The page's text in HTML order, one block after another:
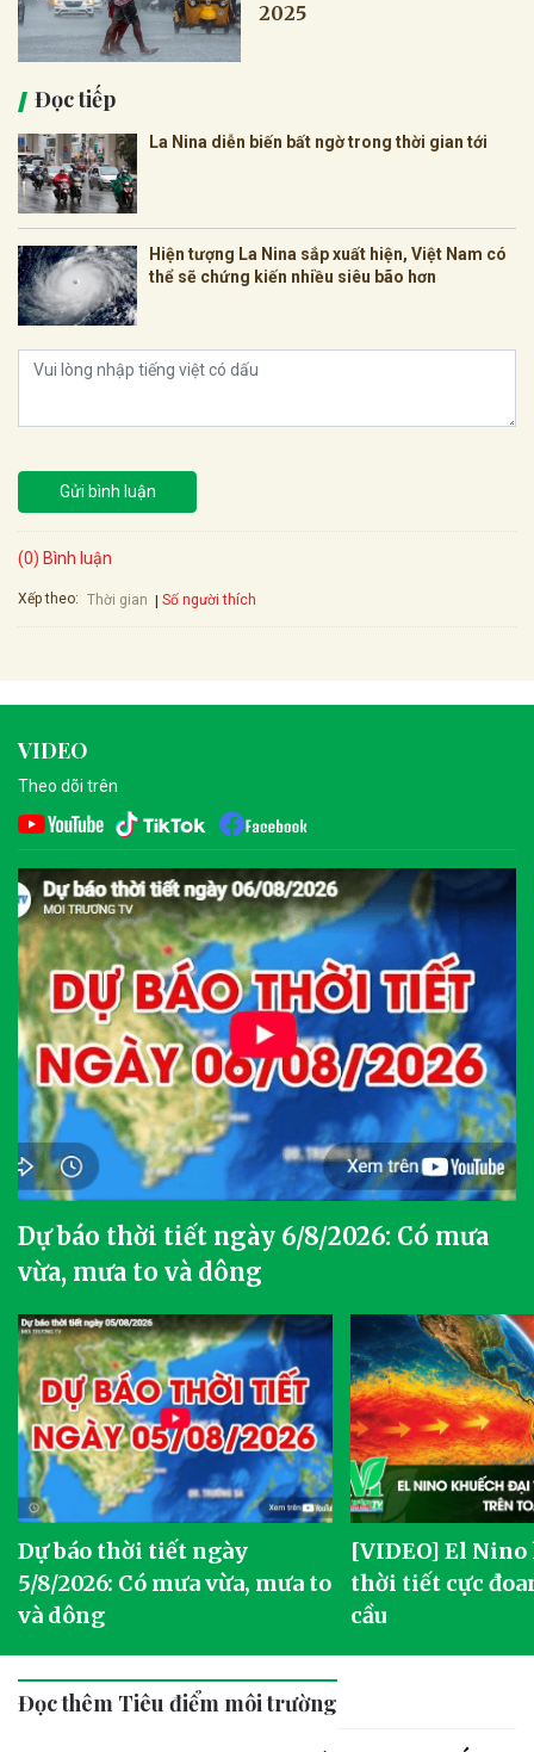
2025
Đọc tiếp
La Nina diễn biến bất ngờ trong thời gian tới
Hiện tượng La Nina sắp xuất hiện, Việt Nam có
thể sẽ chứng kiến nhiều siêu bão hơn
Gửi bình luận
(0) Bình luận
Xếp theo: Thời gian Số người thích
VIDEO
Theo dõi trên
Dự báo thời tiết ngày 6/8/2026: Có mưa
vừa, mưa to và dông
Dự báo thời tiết ngày
5/8/2026: Có mưa vừa, mưa to
và dông
[VIDEO] El
thời tiết cực
cầu
Đọc thêm Tiêu điểm môi trường